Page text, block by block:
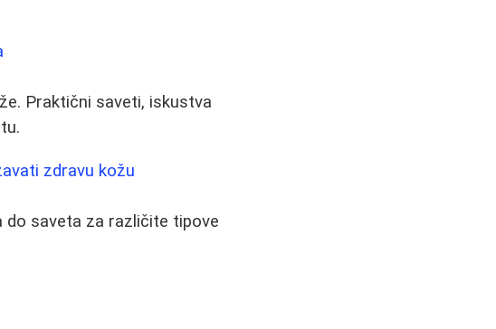
Praktični saveti, iskustva
zdravu kožu
do saveta za različite tipove